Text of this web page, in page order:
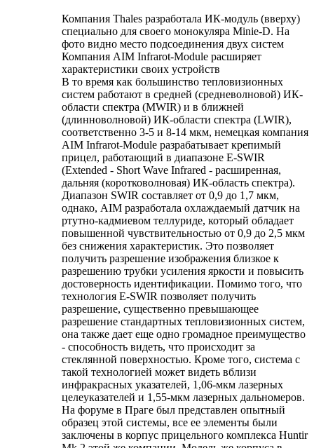
Компания Thales разработала ИК-модуль (вверху)
специально для своего монокуляра Minie-D. На
фото видно место подсоединения двух систем
Компания AIM Infrarot-Module расширяет
характеристики своих устройств
В то время как большинство тепловизионных
систем работают в средней (средневолновой) ИК-
области спектра (MWIR) и в ближней
(длинноволновой) ИК-области спектра (LWIR),
соответственно 3-5 и 8-14 мкм, немецкая компания
AIM Infrarot-Module разрабатывает крепимый
прицел, работающий в диапазоне E-SWIR
(Extended - Short Wave Infrared - расширенная,
дальняя (коротковолновая) ИК-область спектра).
Диапазон SWIR составляет от 0,9 до 1,7 мкм,
однако, AIM разработала охлаждаемый датчик на
ртутно-кадмиевом теллуриде, который обладает
повышенной чувствительностью от 0,9 до 2,5 мкм
без снижения характеристик. Это позволяет
получить разрешение изображения близкое к
разрешению трубки усиления яркости и повысить
достоверность идентификации. Помимо того, что
технология E-SWIR позволяет получить
разрешение, существенно превышающее
разрешение стандартных тепловизионных систем,
она также дает еще одно громадное преимущество
- способность видеть, что происходит за
стеклянной поверхностью. Кроме того, система с
такой технологией может видеть вблизи
инфракрасных указателей, 1,06-мкм лазерных
целеуказателей и 1,55-мкм лазерных дальномеров.
На форуме в Праге был представлен опытный
образец этой системы, все ее элементы были
заключены в корпус прицельного комплекса Huntir